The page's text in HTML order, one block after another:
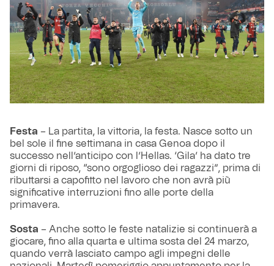
Festa – La partita, la vittoria, la festa. Nasce sotto un
bel sole il fine settimana in casa Genoa dopo il
successo nell’anticipo con l’Hellas. ‘Gila’ ha dato tre
giorni di riposo, “sono orgoglioso dei ragazzi”, prima di
ributtarsi a capofitto nel lavoro che non avrà più
significative interruzioni fino alle porte della
primavera.
Sosta – Anche sotto le feste natalizie si continuerà a
giocare, fino alla quarta e ultima sosta del 24 marzo,
quando verrà lasciato campo agli impegni delle